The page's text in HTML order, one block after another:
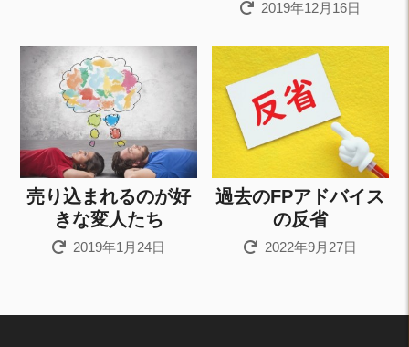
2019年12月16日
売り込まれるのが好
きな変人たち
2019年1月24日
過去のFPアドバイス
の反省
2022年9月27日